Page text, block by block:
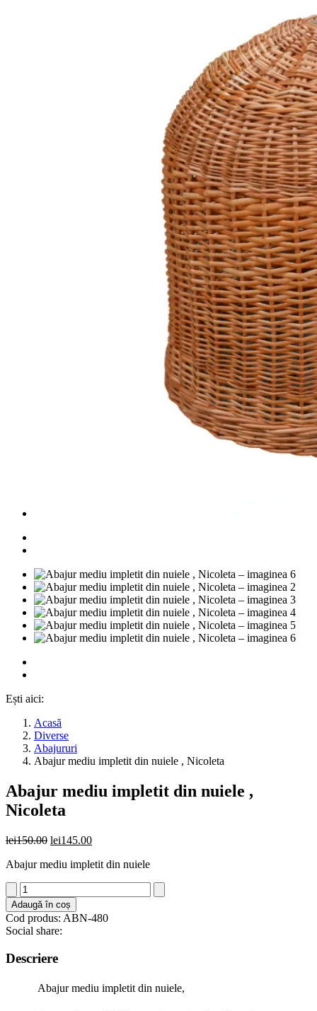
Ești aici:
Acasă
Diverse
Abajururi
Abajur mediu impletit din nuiele , Nicoleta
Abajur mediu impletit din nuiele ,
Nicoleta
lei150.00 Prețul
a
lei145.00Prețul
este:
Abajur mediu impletit din nuiele
Cantitate
Abajur
mediu
impletit
din
nuiele
,
Adaugă în coș
Cod produs: ABN-480
Social share:
Descriere
Abajur mediu impletit din nuiele,